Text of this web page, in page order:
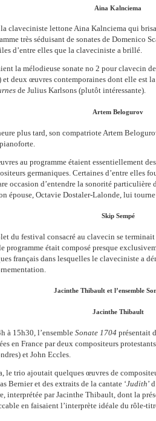
Aina Kalnciema
la claveciniste lettone Aina Kalnciema qui
très séduisant de sonates de Domenico
d’entre elles que la claveciniste a brillé.
la mélodieuse sonate no 2 pour clavecin
et deux œuvres contemporaines dont elle est
de Julius Karlsons (plutôt intéressante).
Artem Belogurov
plus tard, son compatriote Artem
au programme étaient essentiellement
germaniques. Certaines d’entre elles
occasion d’entendre la sonorité particulière
épouse, Octavie Dostaler-Lalonde, lui tourne
Skip Sempé
du festival consacré au clavecin se terminait
programme était composé presque
français dans lesquelles le claveciniste a
Jacinthe Thibault et l’ensemble
Jacinthe Thibault
à 15h30, l’ensemble Sonate 1704 présentait
en France par deux compositeurs
et John Eccles.
le trio ajoutait quelques œuvres de
Bernier et des extraits de la cantate ‘Judith’
interprétée par Jacinthe Thibault, dont la
en faisaient l’interprète idéale du rôle-